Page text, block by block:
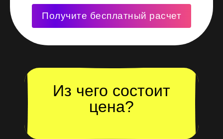
Получите бесплатный расчет
Из чего состоит
цена?